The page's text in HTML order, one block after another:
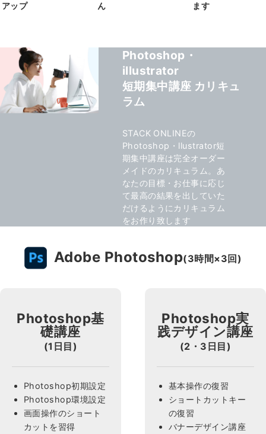
アップ
ん
ます
Photoshop・
illustrator
短期集中講座 カリキュ
ラム
STACK ONLINEの
Photoshop・llustrator短
期集中講座は完全オーダー
メイドのカリキュラム。あ
なたの目標・お仕事に応じ
て最高の結果を出していた
だけるようにカリキュラム
をお作り致します
Adobe Photoshop(3時間×3回)
Photoshop基
礎講座
(1日目)
Photoshop初期設定
Photoshop環境設定
画面操作のショート
カットを習得
Photoshop実
践デザイン講座
(2・3日目)
基本操作の復習
ショートカットキー
の復習
バナーデザイン講座